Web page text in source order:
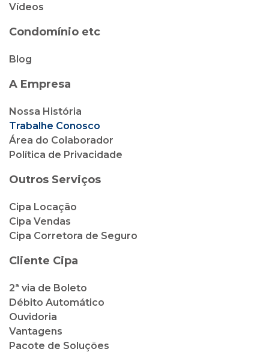
Vídeos
Condomínio etc
Blog
A Empresa
Nossa História
Trabalhe Conosco
Área do Colaborador
Política de Privacidade
Outros Serviços
Cipa Locação
Cipa Vendas
Cipa Corretora de Seguro
Cliente Cipa
2ª via de Boleto
Débito Automático
Ouvidoria
Vantagens
Pacote de Soluções